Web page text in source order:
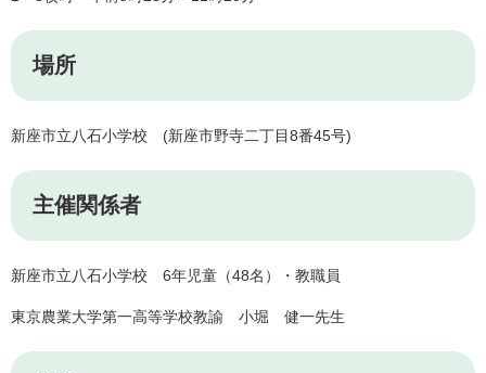
場所
新座市立八石小学校 (新座市野寺二丁目8番45号)
主催関係者
新座市立八石小学校 6年児童（48名）・教職員
東京農業大学第一高等学校教諭 小堀 健一先生